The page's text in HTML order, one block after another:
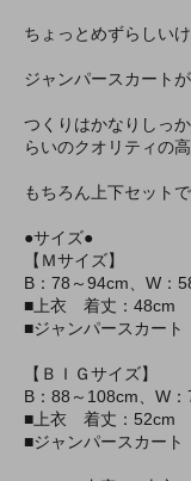
ちょっとめずらしい
ジャンパースカート
つくりはかなりしっ
らいのクオリティの
もちろん上下セット
●サイズ●
【Ｍサイズ】
B：78～94cm、W：
■上衣 着丈：48cm
■ジャンパースカー
【ＢＩＧサイズ】
B：88～108cm、W
■上衣 着丈：52cm
■ジャンパースカー